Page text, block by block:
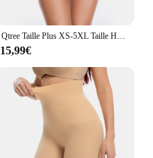
Qtree Taille Plus XS-5XL Taille Haute Trainer prostrewear Corset Femmes Body Shaper Pantalon Amincissant TUNIControl Shorts Ventre Tondeuse
15,99€